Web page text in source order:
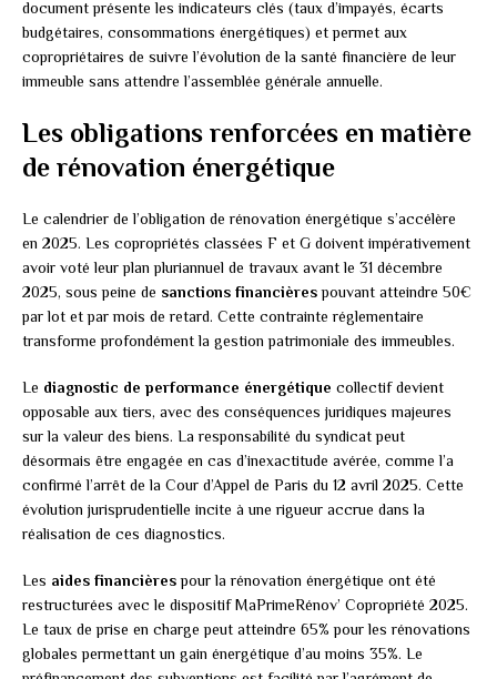
document présente les indicateurs clés (taux d’impayés, écarts
budgétaires, consommations énergétiques) et permet aux
copropriétaires de suivre l’évolution de la santé financière de leur
immeuble sans attendre l’assemblée générale annuelle.
Les obligations renforcées en matière
de rénovation énergétique
Le calendrier de l’obligation de rénovation énergétique s’accélère
en 2025. Les copropriétés classées F et G doivent impérativement
avoir voté leur plan pluriannuel de travaux avant le 31 décembre
2025, sous peine de sanctions financièrespouvant atteindre 50€
par lot et par mois de retard. Cette contrainte réglementaire
transforme profondément la gestion patrimoniale des immeubles.
Le diagnostic de performance énergétique collectif devient
opposable aux tiers, avec des conséquences juridiques majeures
sur la valeur des biens. La responsabilité du syndicat peut
désormais être engagée en cas d’inexactitude avérée, comme l’a
confirmé l’arrêt de la Cour d’Appel de Paris du 12 avril 2025. Cette
évolution jurisprudentielle incite à une rigueur accrue dans la
réalisation de ces diagnostics.
Les aides financièrespour la rénovation énergétique ont été
restructurées avec le dispositif MaPrimeRénov’ Copropriété 2025.
Le taux de prise en charge peut atteindre 65% pour les rénovations
globales permettant un gain énergétique d’au moins 35%. Le